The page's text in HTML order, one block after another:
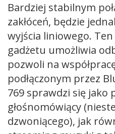
Bardziej stabilnym
zakłóceń, będzie
wyjścia liniowego.
gadżetu umożliwia
pozwoli na
podłączonym przez
769 sprawdzi się jako
głośnomówiący
dzwoniącego), jak